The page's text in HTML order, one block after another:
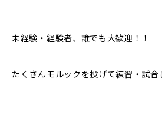
未経験・経験者、誰でも大歓迎！！
たくさんモルックを投げて練習・試